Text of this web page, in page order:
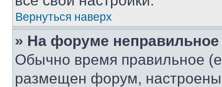
Вернуться наверх
» На форуме
Обычно время правильное
размещен форум, настроены